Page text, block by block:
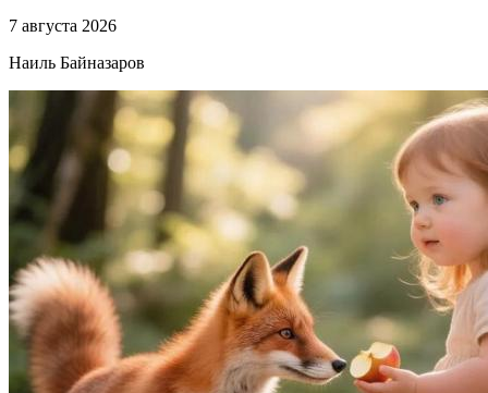
7 августа 2026
Наиль Байназаров